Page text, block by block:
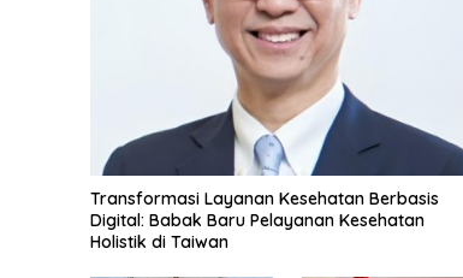
Transformasi Layanan Kesehatan Berbasis
Digital: Babak Baru Pelayanan Kesehatan
Holistik di Taiwan